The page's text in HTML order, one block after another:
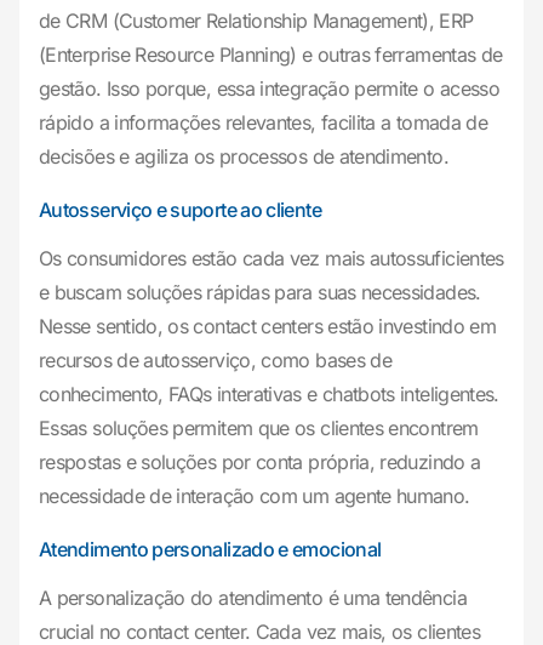
de CRM (Customer Relationship Management), ERP
(Enterprise Resource Planning) e outras ferramentas de
gestão. Isso porque, essa integração permite o acesso
rápido a informações relevantes, facilita a tomada de
decisões e agiliza os processos de atendimento.
Autosserviço e suporte ao cliente
Os consumidores estão cada vez mais autossuficientes
e buscam soluções rápidas para suas necessidades.
Nesse sentido, os contact centers estão investindo em
recursos de autosserviço, como bases de
conhecimento, FAQs interativas e chatbots inteligentes.
Essas soluções permitem que os clientes encontrem
respostas e soluções por conta própria, reduzindo a
necessidade de interação com um agente humano.
Atendimento personalizado e emocional
A personalização do atendimento é uma tendência
crucial no contact center. Cada vez mais, os clientes